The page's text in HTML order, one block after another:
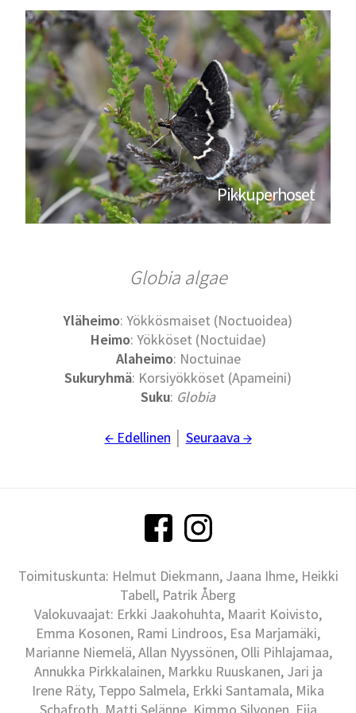
Pikkuperhoset
Globia algae
Yläheimo: Yökkösmaiset (Noctuoidea)
Heimo: Yökköset (Noctuidae)
Alaheimo: Noctuinae
Sukuryhmä: Korsiyökköset (Apameini)
Suku: Globia
← Edellinen Seuraava →
Toimituskunta: Helmut Diekmann, Jaana Ihme, Heikki
Tabell, Patrik Åberg
Valokuvaajat: Erkki Jaakohuhta, Maarit Koivisto,
Emma Kosonen, Rami Lindroos, Esa Marjamäki,
Marianne Niemelä, Allan Nyyssönen, Olli Pihlajamaa,
Annukka Pirkkalainen, Markku Ruuskanen, Jari ja
Irene Räty, Teppo Salmela, Erkki Santamala, Mika